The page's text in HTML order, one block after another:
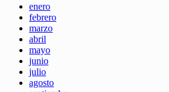
enero
febrero
marzo
abril
mayo
junio
julio
agosto